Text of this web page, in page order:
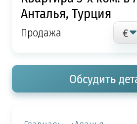
Анталья, Турция
Продажа
Обсудить